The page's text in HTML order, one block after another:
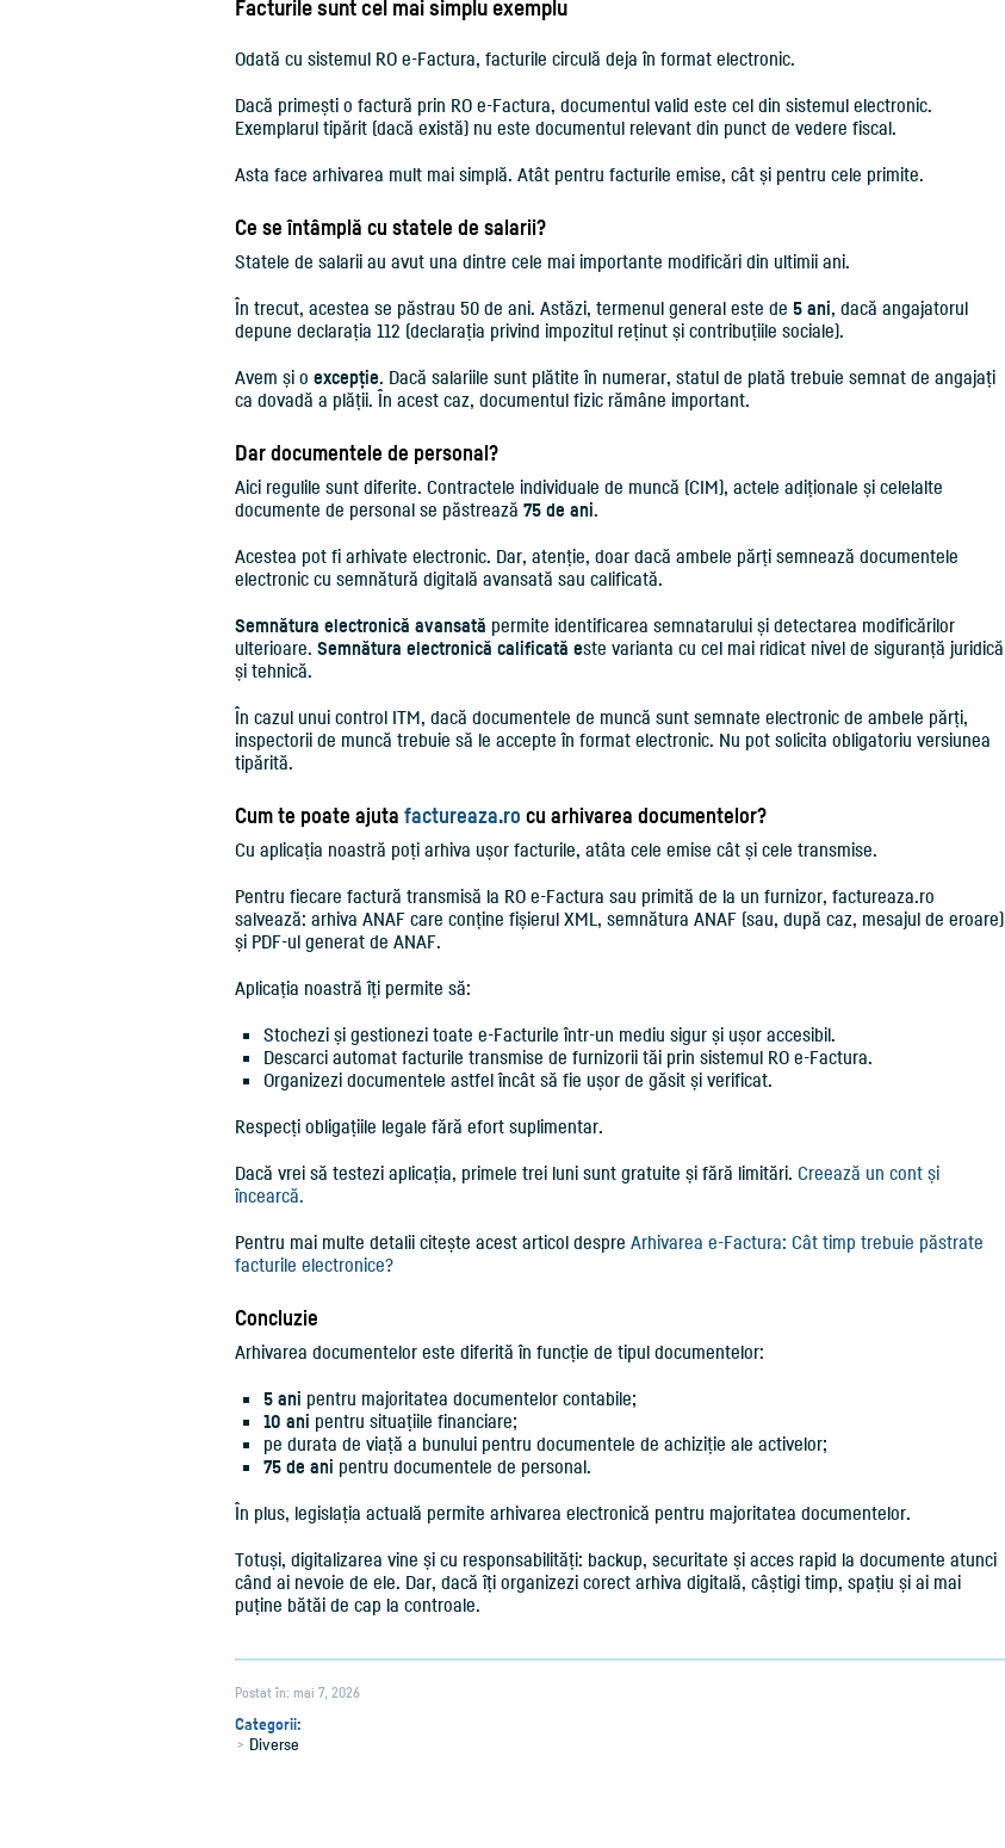
Facturile sunt cel mai simplu exemplu
Odată cu sistemul RO e-Factura, facturile circulă deja în format electronic.
Dacă primești o factură prin RO e-Factura, documentul valid este cel din sistemul electronic.
Exemplarul tipărit (dacă există) nu este documentul relevant din punct de vedere fiscal.
Asta face arhivarea mult mai simplă. Atât pentru facturile emise, cât și pentru cele primite.
Ce se întâmplă cu statele de salarii?
Statele de salarii au avut una dintre cele mai importante modificări din ultimii ani.
În trecut, acestea se păstrau 50 de ani. Astăzi, termenul general este de 5 ani, dacă angajatorul
depune declarația 112 (declarația privind impozitul reținut și contribuțiile sociale).
Avem și o excepție. Dacă salariile sunt plătite în numerar, statul de plată trebuie semnat de angajați
ca dovadă a plății. În acest caz, documentul fizic rămâne important.
Dar documentele de personal?
Aici regulile sunt diferite. Contractele individuale de muncă (CIM), actele adiționale și celelalte
documente de personal se păstrează 75 de ani.
Acestea pot fi arhivate electronic. Dar, atenție, doar dacă ambele părți semnează documentele
electronic cu semnătură digitală avansată sau calificată.
Semnătura electronică avansată permite identificarea semnatarului și detectarea modificărilor
ulterioare. Semnătura electronică calificată este varianta cu cel mai ridicat nivel de siguranță juridică
și tehnică.
În cazul unui control ITM, dacă documentele de muncă sunt semnate electronic de ambele părți,
inspectorii de muncă trebuie să le accepte în format electronic. Nu pot solicita obligatoriu versiunea
tipărită.
Cum te poate ajuta factureaza.ro cu arhivarea documentelor?
Cu aplicația noastră poți arhiva ușor facturile, atâta cele emise cât și cele transmise.
Pentru fiecare factură transmisă la RO e-Factura sau primită de la un furnizor, factureaza.ro
salvează: arhiva ANAF care conține fișierul XML, semnătura ANAF (sau, după caz, mesajul de eroare)
și PDF-ul generat de ANAF.
Aplicația noastră îți permite să:
Stochezi și gestionezi toate e-Facturile într-un mediu sigur și ușor accesibil.
Descarci automat facturile transmise de furnizorii tăi prin sistemul RO e-Factura.
Organizezi documentele astfel încât să fie ușor de găsit și verificat.
Respecți obligațiile legale fără efort suplimentar.
Dacă vrei să testezi aplicația, primele trei luni sunt gratuite și fără limitări. Creează un cont și
încearcă.
Pentru mai multe detalii citește acest articol despre Arhivarea e-Factura: Cât timp trebuie păstrate
facturile electronice?
Concluzie
Arhivarea documentelor este diferită în funcție de tipul documentelor:
5 ani pentru majoritatea documentelor contabile;
10 ani pentru situațiile financiare;
pe durata de viață a bunului pentru documentele de achiziție ale activelor;
75 de ani pentru documentele de personal.
În plus, legislația actuală permite arhivarea electronică pentru majoritatea documentelor.
Totuși, digitalizarea vine și cu responsabilități: backup, securitate și acces rapid la documente atunci
când ai nevoie de ele. Dar, dacă îți organizezi corect arhiva digitală, câștigi timp, spațiu și ai mai
puține bătăi de cap la controale.
Postat în: mai 7, 2026
Categorii:
Diverse